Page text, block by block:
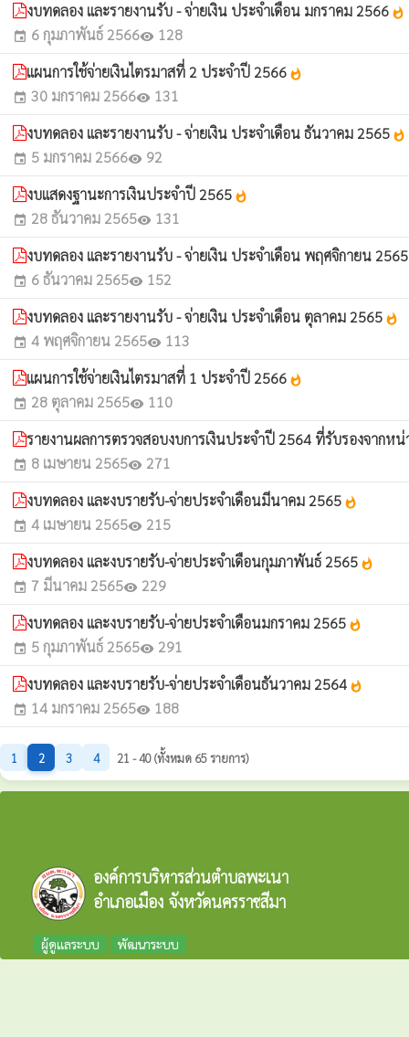
งบทดลอง และรายงานรับ - จ่ายเงิน ประจำเดือน มกราคม 2566 whatshot
event 6 กุมภาพันธ์ 2566visibility 128
แผนการใช้จ่ายเงินไตรมาสที่ 2 ประจำปี 2566 whatshot
event 30 มกราคม 2566visibility 131
งบทดลอง และรายงานรับ - จ่ายเงิน ประจำเดือน ธันวาคม 2565 whatshot
event 5 มกราคม 2566visibility 92
งบแสดงฐานะการเงินประจำปี 2565 whatshot
event 28 ธันวาคม 2565visibility 131
งบทดลอง และรายงานรับ - จ่ายเงิน ประจำเดือน พฤศจิกายน
event 6 ธันวาคม 2565visibility 152
งบทดลอง และรายงานรับ - จ่ายเงิน ประจำเดือน ตุลาคม 2565 whatshot
event 4 พฤศจิกายน 2565visibility 113
แผนการใช้จ่ายเงินไตรมาสที่ 1 ประจำปี 2566 whatshot
event 28 ตุลาคม 2565visibility 110
รายงานผลการตรวจสอบงบการเงินประจำปี 2564 ที่รับรองจากห
event 8 เมษายน 2565visibility 271
งบทดลอง และงบรายรับ-จ่ายประจำเดือนมีนาคม 2565 whatshot
event 4 เมษายน 2565visibility 215
งบทดลอง และงบรายรับ-จ่ายประจำเดือนกุมภาพันธ์ 2565 whatshot
event 7 มีนาคม 2565visibility 229
งบทดลอง และงบรายรับ-จ่ายประจำเดือนมกราคม 2565 whatshot
event 5 กุมภาพันธ์ 2565visibility 291
งบทดลอง และงบรายรับ-จ่ายประจำเดือนธันวาคม 2564 whatshot
event 14 มกราคม 2565visibility 188
1 2 3 4 21 - 40 (ทั้งหมด 65 รายการ)
องค์การบริหารส่วนตำบลพะเนา
อำเภอเมือง จังหวัดนครราชสีมา
ผู้ดูแลระบบ พัฒนาระบบ